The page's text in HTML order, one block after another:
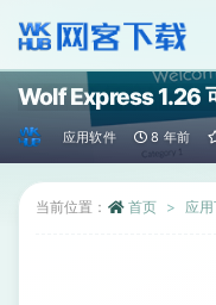
Wolf Express 1.26
应用软件 8 年前
当前位置： 首页 应
全部